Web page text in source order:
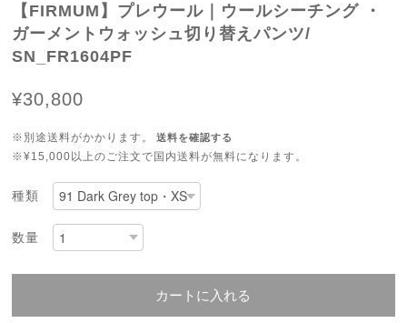
【FIRMUM】プレウール｜ウールシーチング ・
ガーメントウォッシュ切り替えパンツ/
SN_FR1604PF
¥30,800
※別途送料がかかります。 送料を確認する
※¥15,000以上のご注文で国内送料が無料になります。
種類
数量
カートに入れる